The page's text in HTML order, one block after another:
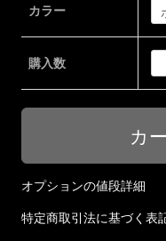
カラー
購入数
オプションの値段詳細
特定商取引法に基づく表